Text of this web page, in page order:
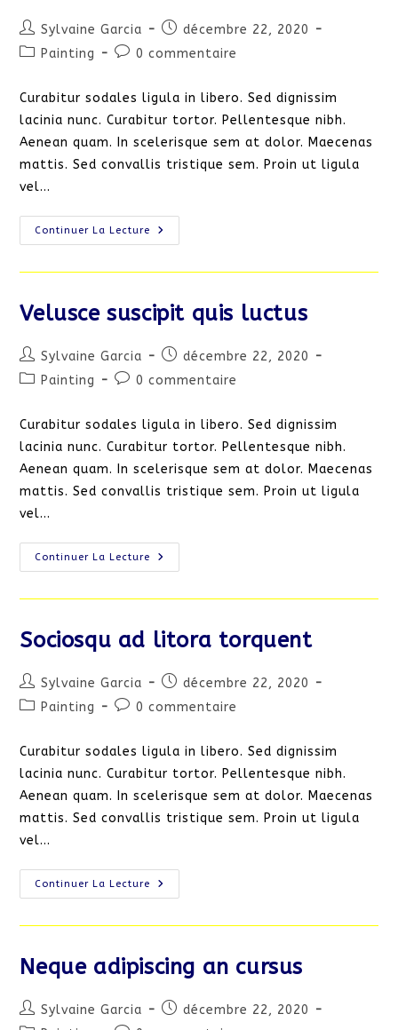
Auteur/autrice
de
Sylvaine Garcia
Publication
publiée :
décembre 22, 2020
PostPainting
Commentaires
la
publication :
0 commentaire
Curabitur sodales ligula in libero. Sed dignissim
lacinia nunc. Curabitur tortor. Pellentesque nibh.
Aenean quam. In scelerisque sem at dolor. Maecenas
mattis. Sed convallis tristique sem. Proin ut ligula
vel…
Continuer La Lecture
Praesent
Libro
Velusce suscipit quis luctus
Auteur/autrice
de
Sylvaine Garcia
Publication
publiée :
décembre 22, 2020
PostPainting
Commentaires
la
publication :
0 commentaire
Curabitur sodales ligula in libero. Sed dignissim
lacinia nunc. Curabitur tortor. Pellentesque nibh.
Aenean quam. In scelerisque sem at dolor. Maecenas
mattis. Sed convallis tristique sem. Proin ut ligula
vel…
Continuer La Lecture
Velusce
Suscipit
Sociosqu ad litora torquent
Auteur/autrice
de
Sylvaine Garcia
Publication
publiée :
décembre 22, 2020
PostPainting
Commentaires
la
publication :
0 commentaire
Curabitur sodales ligula in libero. Sed dignissim
lacinia nunc. Curabitur tortor. Pellentesque nibh.
Aenean quam. In scelerisque sem at dolor. Maecenas
mattis. Sed convallis tristique sem. Proin ut ligula
vel…
Continuer La Lecture
Sociosqu
Ad
Neque adipiscing an cursus
Auteur/autrice
de
Sylvaine Garcia
Publication
publiée :
décembre 22, 2020